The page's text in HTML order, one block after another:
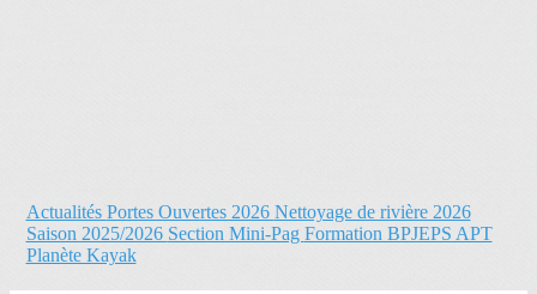
Actualités Portes Ouvertes 2026 Nettoyage de rivière 2026
Saison 2025/2026 Section Mini-Pag Formation BPJEPS APT
Planète Kayak